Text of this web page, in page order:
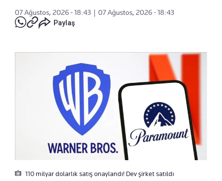
07 Ağustos, 2026 - 18:43 | 07 Ağustos, 2026 - 18:43
Paylaş
110 milyar dolarlık satış onaylandı! Dev şirket satıldı